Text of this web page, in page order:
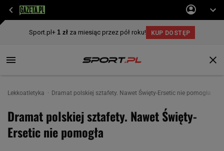
Lekkoatletyka Dramat polskiej sztafety. Nawet Święty-Ersetic nie pomogła
Dramat polskiej sztafety. Nawet Święty-
Ersetic nie pomogła